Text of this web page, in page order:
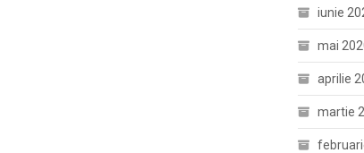
iunie
mai
aprilie
martie